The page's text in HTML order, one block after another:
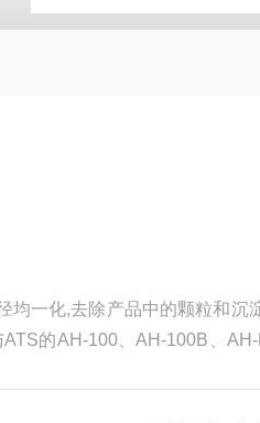
均一化,去除产品中的颗粒和沉
的AH-100、AH-100B、